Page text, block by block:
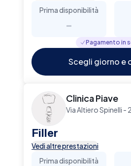
Prima disponibilità
-
Pagamento in
Scegli giorno e
Clinica Piave
Via Altiero Spinelli -
Filler
Vedi altre prestazioni
Prima disponibilità